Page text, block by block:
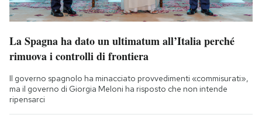
La Spagna ha dato un ultimatum all’Italia perché
rimuova i controlli di frontiera
Il governo spagnolo ha minacciato provvedimenti «commisurati»,
ma il governo di Giorgia Meloni ha risposto che non intende
ripensarci